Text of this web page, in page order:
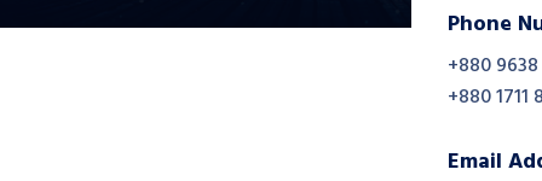
Phone
+880
+880 1711
Email